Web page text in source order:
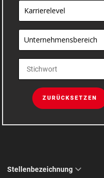
Karrierelevel
Unternehmensbereich
ZURÜCKSETZEN
Stellenbezeichnung